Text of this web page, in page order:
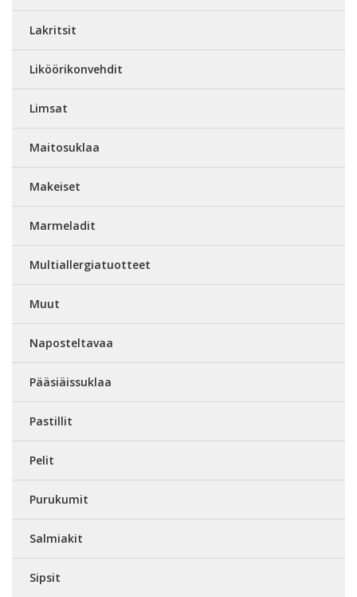
Lakritsit
Liköörikonvehdit
Limsat
Maitosuklaa
Makeiset
Marmeladit
Multiallergiatuotteet
Muut
Naposteltavaa
Pääsiäissuklaa
Pastillit
Pelit
Purukumit
Salmiakit
Sipsit